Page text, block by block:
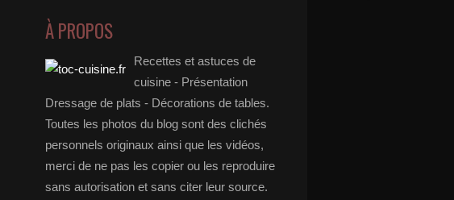
À PROPOS
Recettes et astuces de
cuisine - Présentation
Dressage de plats - Décorations de tables.
Toutes les photos du blog sont des clichés
personnels originaux ainsi que les vidéos,
merci de ne pas les copier ou les reproduire
sans autorisation et sans citer leur source.